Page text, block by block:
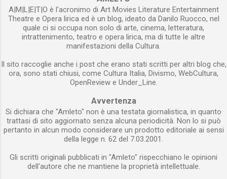
A|M|L|E|T|O è l'acronimo di Art Movies Literature Entertainment
Theatre e Opera lirica ed è un blog, ideato da Danilo Ruocco, nel
quale ci si occupa non solo di arte, cinema, letteratura,
intrattenimento, teatro e opera lirica, ma di tutte le altre
manifestazioni della Cultura.
Il sito raccoglie anche i post che erano stati scritti per altri blog che,
ora, sono stati chiusi, come Cultura Italia, Divismo, WebCultura,
OpenReview e Under_Line.
Avvertenza
Si dichiara che "Amleto" non è una testata giornalistica, in quanto
trattasi di sito aggiornato senza alcuna periodicità. Non lo si può
pertanto in alcun modo considerare un prodotto editoriale ai sensi
della legge n. 62 del 7.03.2001.
Gli scritti originali pubblicati in "Amleto" rispecchiano le opinioni
dell'autore che ne mantiene la proprietà intellettuale.